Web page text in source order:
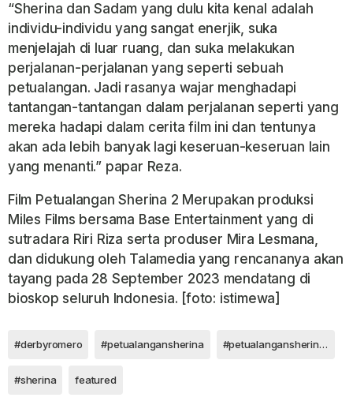
“Sherina dan Sadam yang dulu kita kenal adalah
individu-individu yang sangat enerjik, suka
menjelajah di luar ruang, dan suka melakukan
perjalanan-perjalanan yang seperti sebuah
petualangan. Jadi rasanya wajar menghadapi
tantangan-tantangan dalam perjalanan seperti yang
mereka hadapi dalam cerita film ini dan tentunya
akan ada lebih banyak lagi keseruan-keseruan lain
yang menanti.” papar Reza.
Film Petualangan Sherina 2 Merupakan produksi
Miles Films bersama Base Entertainment yang di
sutradara Riri Riza serta produser Mira Lesmana,
dan didukung oleh Talamedia yang rencananya akan
tayang pada 28 September 2023 mendatang di
bioskop seluruh Indonesia. [foto: istimewa]
#derbyromero #petualangansherina #petualangansherina2
#sherina featured